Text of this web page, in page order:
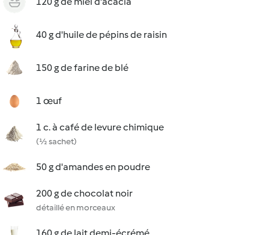
40 g d'huile de pépins de raisin
150 g de farine de blé
1 œuf
1 c. à café de levure chimique
(½ sachet)
50 g d'amandes en poudre
200 g de chocolat noir
détaillé en morceaux